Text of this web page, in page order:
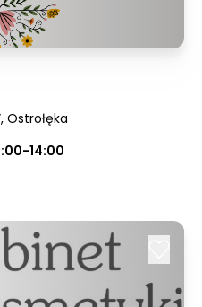
, Ostrołęka
14:00